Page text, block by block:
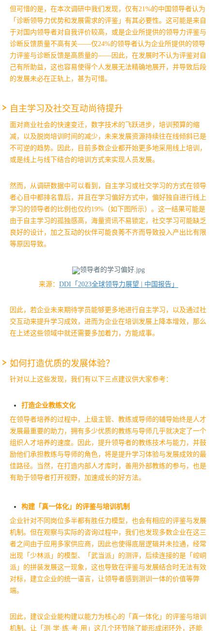
但可惜的是，在本次调研中我们发现，仅有21%的中国领导者认为
「诊断领导力优势和发展需求的评鉴」有其必要性。 这可能是来自
于对国内领导者对自我评价较高，或是企业所提供的领导力评鉴与
诊断反馈质量不高有关——仅24%的领导者认为企业所提供的领导
力评鉴与诊断反馈是高质量的——因此，在发展时不认为评鉴对自
己有所助益，这也容易使得个人发展无法精确地展开，并导致后段
的发展未必在正轨上，甚为可惜。
自主学习及社交互动尚待提升
面对商业社会的快速变迁，数字技术的飞跃进步，培训预算的缩
减，以及脱岗培训时间的减少，未来发展资源持续往在线倾斜已是
不可逆的趋势。因此，目前多数企业都开始更多地采用线上培训，
或是线上与线下结合的培训方式来实现人员发展。
然而，从调研数据中可以看到，自主学习或社交学习的方式在领导
者心目中都排名靠后，并且在学习偏好方式中，偏好独自进行线上
学习的领导者的比例也仅约19%（如下图所示）。这一结果可能是
由于自主学习的孤独感高，海量资讯不易锁定，社交学习可能缺乏
良好的设计，加之互动的伙伴可能良莠不齐而导致投入产出比有限
等原因导致。
来源： DDI「2023全球领导力展望 | 中国报告」
因此，若企业未来期待学员能够更多地进行自主学习，以及通过社
交互动来提升学习成效，进而为企业在培训发展上降本增效，那么
在上述这些领域中就还需要多加着力，方能成事。
如何打造优质的发展体验？
针对以上这些发现，我们有以下三点建议供大家参考：
打造企业教练文化
在领导者培养的过程中，上级主管、教练或导师的辅导始终是人才
发展最重要的助力，拥有多少优质的教练与导师几乎就决定了一个
组织人才培养的速度。因此，提升领导者的教练技术与能力，并鼓
励他们承担教练与导师的角色，将是提升学习体验与发展成效的最
佳路径。 当然，在打造内部人才库时，善用外部教练的参与，也是
有助于领导者打开视野，加速成长的好方法。
构建「真一体化」的评鉴与培训机制
企业针对不同岗位多半都有胜任力模型，也会有相应的评鉴与发展
机制。但在观察与实际的咨询过程中，我们也发现多数企业在这三
者之间由于应用多家供应商，因此也使得底层逻辑并未拉通，经常
出现「少林派」的模型、「武当派」的测评，后续连接的是「崆峒
派」的拼装发展这一现象，这也导致在评鉴与发展结合时无法有效
对标，建立企业的统一语言，让领导者感到测训一体的价值等弊
端。
因此，建议企业能构建以能力为核心的「真一体化」的评鉴与培训
机制。让「测·学·练·考·用」这几个环节除了能形成闭环外，还能